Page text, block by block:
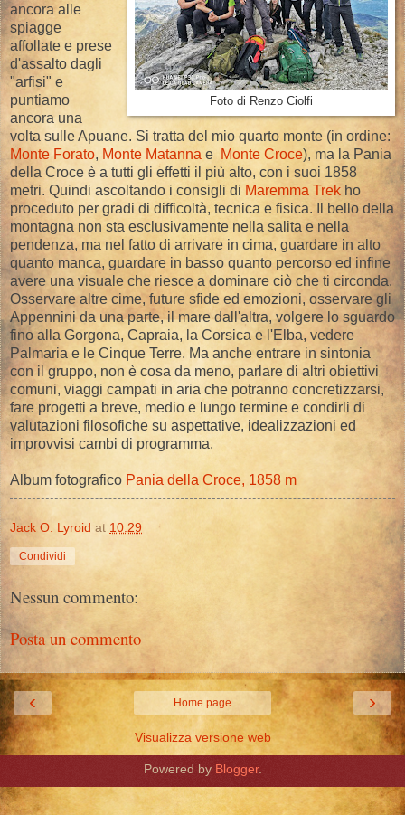
Foto di Renzo Ciolfi
ancora alle
spiagge
affollate e prese
d'assalto dagli
"arfisi" e
puntiamo
ancora una
volta sulle Apuane. Si tratta del mio quarto monte (in ordine:
Monte Forato, Monte Matanna e Monte Croce), ma la Pania
della Croce è a tutti gli effetti il più alto, con i suoi 1858
metri. Quindi ascoltando i consigli di Maremma Trek ho
proceduto per gradi di difficoltà, tecnica e fisica. Il bello della
montagna non sta esclusivamente nella salita e nella
pendenza, ma nel fatto di arrivare in cima, guardare in alto
quanto manca, guardare in basso quanto percorso ed infine
avere una visuale che riesce a dominare ciò che ti circonda.
Osservare altre cime, future sfide ed emozioni, osservare gli
Appennini da una parte, il mare dall'altra, volgere lo sguardo
fino alla Gorgona, Capraia, la Corsica e l'Elba, vedere
Palmaria e le Cinque Terre. Ma anche entrare in sintonia
con il gruppo, non è cosa da meno, parlare di altri obiettivi
comuni, viaggi campati in aria che potranno concretizzarsi,
fare progetti a breve, medio e lungo termine e condirli di
valutazioni filosofiche su aspettative, idealizzazioni ed
improvvisi cambi di programma.
Album fotografico Pania della Croce, 1858 m
Jack O. Lyroid at 10:29
Condividi
Nessun commento:
Posta un commento
‹ ›
Home page
Visualizza versione web
Powered by Blogger.